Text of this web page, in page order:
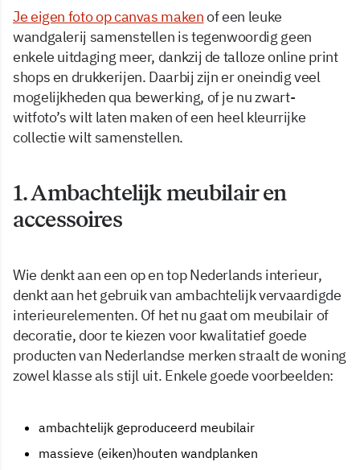
Je eigen foto op canvas makenof een leuke
wandgalerij samenstellen is tegenwoordig geen
enkele uitdaging meer, dankzij de talloze online print
shops en drukkerijen. Daarbij zijn er oneindig veel
mogelijkheden qua bewerking, of je nu zwart-
witfoto’s wilt laten maken of een heel kleurrijke
collectie wilt samenstellen.
1. Ambachtelijk meubilair en
accessoires
Wie denkt aan een op en top Nederlands interieur,
denkt aan het gebruik van ambachtelijk vervaardigde
interieurelementen. Of het nu gaat om meubilair of
decoratie, door te kiezen voor kwalitatief goede
producten van Nederlandse merken straalt de woning
zowel klasse als stijl uit. Enkele goede voorbeelden:
ambachtelijk geproduceerd meubilair
massieve (eiken)houten wandplanken